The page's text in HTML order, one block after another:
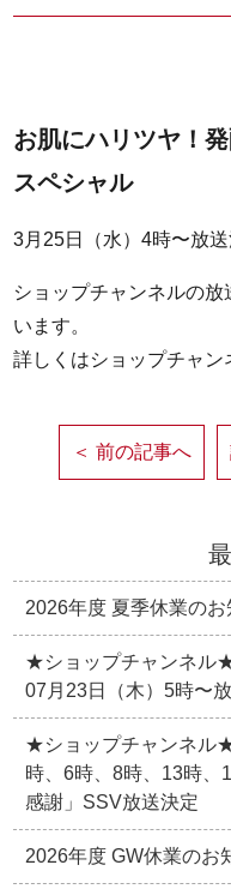
お肌にハリツヤ！
スペシャル
3月25日（水）4時〜放
ショップチャンネルの
います。
詳しくはショップチャン
＜ 前の記事へ
2026年度 夏季休業のお
★ショップチャンネル★
07月23日（木）5時〜
★ショップチャンネル
時、6時、8時、13時、
感謝」SSV放送決定
2026年度 GW休業のお